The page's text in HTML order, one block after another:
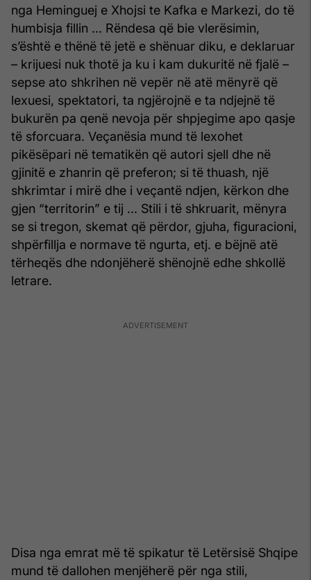
nga Heminguej e Xhojsi te Kafka e Markezi, do të
humbisja fillin ... Rëndesa që bie vlerësimin,
s’është e thënë të jetë e shënuar diku, e deklaruar
– krijuesi nuk thotë ja ku i kam dukuritë në fjalë –
sepse ato shkrihen në vepër në atë mënyrë që
lexuesi, spektatori, ta ngjërojnë e ta ndjejnë të
bukurën pa qenë nevoja për shpjegime apo qasje
të sforcuara. Veçanësia mund të lexohet
pikësëpari në tematikën që autori sjell dhe në
gjinitë e zhanrin që preferon; si të thuash, një
shkrimtar i mirë dhe i veçantë ndjen, kërkon dhe
gjen “territorin” e tij ... Stili i të shkruarit, mënyra
se si tregon, skemat që përdor, gjuha, figuracioni,
shpërfillja e normave të ngurta, etj. e bëjnë atë
tërheqës dhe ndonjëherë shënojnë edhe shkollë
letrare.
Disa nga emrat më të spikatur të Letërsisë Shqipe
mund të dallohen menjëherë për nga stili,